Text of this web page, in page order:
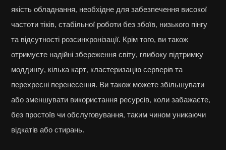
якість обладнання, необхідне для забезпечення високої
частоти тіків, стабільної роботи без збоїв, низького пінгу
та відсутності розсинхронізації. Крім того, ви також
отримуєте надійні збереження світу, глибоку підтримку
моддингу, кілька карт, кластеризацію серверів та
перехресні перенесення. Ви також можете збільшувати
або зменшувати використання ресурсів, коли забажаєте,
без простоїв чи обслуговування, таким чином уникаючи
відкатів або стирань.